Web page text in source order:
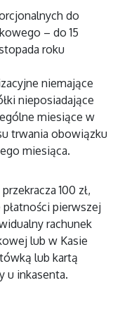
do
– do 15
roku
niemające
nieposiadające
miesiące w
trwania obowiązku
miesiąca.
100 zł,
pierwszej
rachunek
lub w Kasie
lub kartą
u inkasenta.